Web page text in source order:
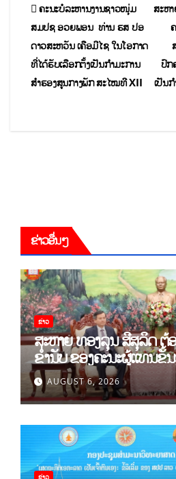
ສະຫ
ປົກ
ເປັນ
ຄະນະບໍລະຫານງານຊາວໜຸ່ມ
ສມປຊ ອວຍພອນ ທ່ານ ຮສ ປອ
ດາວສະຫວັນ ເຄືອມີໄຊ ໃນໂອກາດ
ທີ່ໄດ້ຮັບເລືອກຕັ້ງເປັນກຳມະການ
ສຳຮອງສູນກາງພັກ ສະໄໝທີ XII
ຂ່າວອື່ນໆ
ຂ່າວ
ສະຫາຍ ທອງລຸນ ສີສຸລິດ ຕ້
ຂຳ່ນັບ ຂອງຄະນະຜູ້ແທນຂັ້
ເມືອງແຫ່ງຊາດ ໂຮ່ຈີມິນ ແ
ວິທະຍາສາດສັງຄົມຫວຽດນ
AUGUST 6, 2026